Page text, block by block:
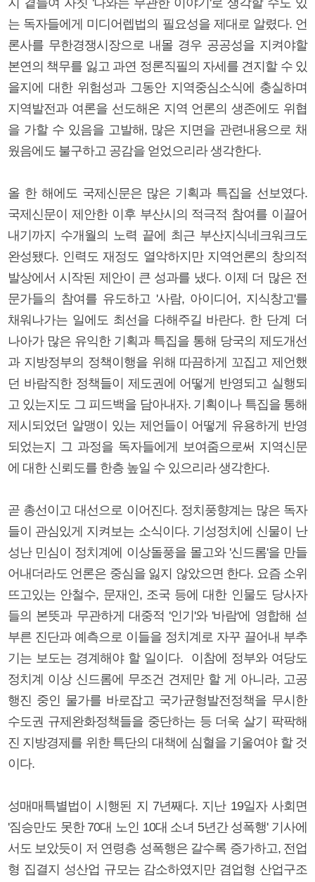
는 독자들에게 미디어렙법의 필요성을 제대로 알렸다. 언
론사를 무한경쟁시장으로 내몰 경우 공공성을 지켜야할
본연의 책무를 잃고 과연 정론직필의 자세를 견지할 수 있
을지에 대한 위험성과 그동안 지역중심소식에 충실하며
지역발전과 여론을 선도해온 지역 언론의 생존에도 위협
을 가할 수 있음을 고발해, 많은 지면을 관련내용으로 채
웠음에도 불구하고 공감을 얻었으리라 생각한다.
올 한 해에도 국제신문은 많은 기획과 특집을 선보였다.
국제신문이 제안한 이후 부산시의 적극적 참여를 이끌어
내기까지 수개월의 노력 끝에 최근 부산지식네크워크도
완성됐다. 인력도 재정도 열악하지만 지역언론의 창의적
발상에서 시작된 제안이 큰 성과를 냈다. 이제 더 많은 전
문가들의 참여를 유도하고 '사람, 아이디어, 지식창고'를
채워나가는 일에도 최선을 다해주길 바란다. 한 단계 더
나아가 많은 유익한 기획과 특집을 통해 당국의 제도개선
과 지방정부의 정책이행을 위해 따끔하게 꼬집고 제언했
던 바람직한 정책들이 제도권에 어떻게 반영되고 실행되
고 있는지도 그 피드백을 담아내자. 기획이나 특집을 통해
제시되었던 알맹이 있는 제언들이 어떻게 유용하게 반영
되었는지 그 과정을 독자들에게 보여줌으로써 지역신문
에 대한 신뢰도를 한층 높일 수 있으리라 생각한다.
곧 총선이고 대선으로 이어진다. 정치풍향계는 많은 독자
들이 관심있게 지켜보는 소식이다. 기성정치에 신물이 난
성난 민심이 정치계에 이상돌풍을 몰고와 '신드롬'을 만들
어내더라도 언론은 중심을 잃지 않았으면 한다. 요즘 소위
뜨고있는 안철수, 문재인, 조국 등에 대한 인물도 당사자
들의 본뜻과 무관하게 대중적 '인기'와 '바람'에 영합해 섣
부른 진단과 예측으로 이들을 정치계로 자꾸 끌어내 부추
기는 보도는 경계해야 할 일이다. 이참에 정부와 여당도
정치계 이상 신드롬에 무조건 견제만 할 게 아니라, 고공
행진 중인 물가를 바로잡고 국가균형발전정책을 무시한
수도권 규제완화정책들을 중단하는 등 더욱 살기 팍팍해
진 지방경제를 위한 특단의 대책에 심혈을 기울여야 할 것
이다.
성매매특별법이 시행된 지 7년째다. 지난 19일자 사회면
'짐승만도 못한 70대 노인 10대 소녀 5년간 성폭행' 기사에
서도 보았듯이 저 연령층 성폭행은 갈수록 증가하고, 전업
형 집결지 성산업 규모는 감소하였지만 겸업형 산업구조